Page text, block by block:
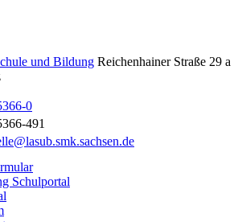
und Bildung Reichenhainer Straße 29 a
0
491
Schulportal